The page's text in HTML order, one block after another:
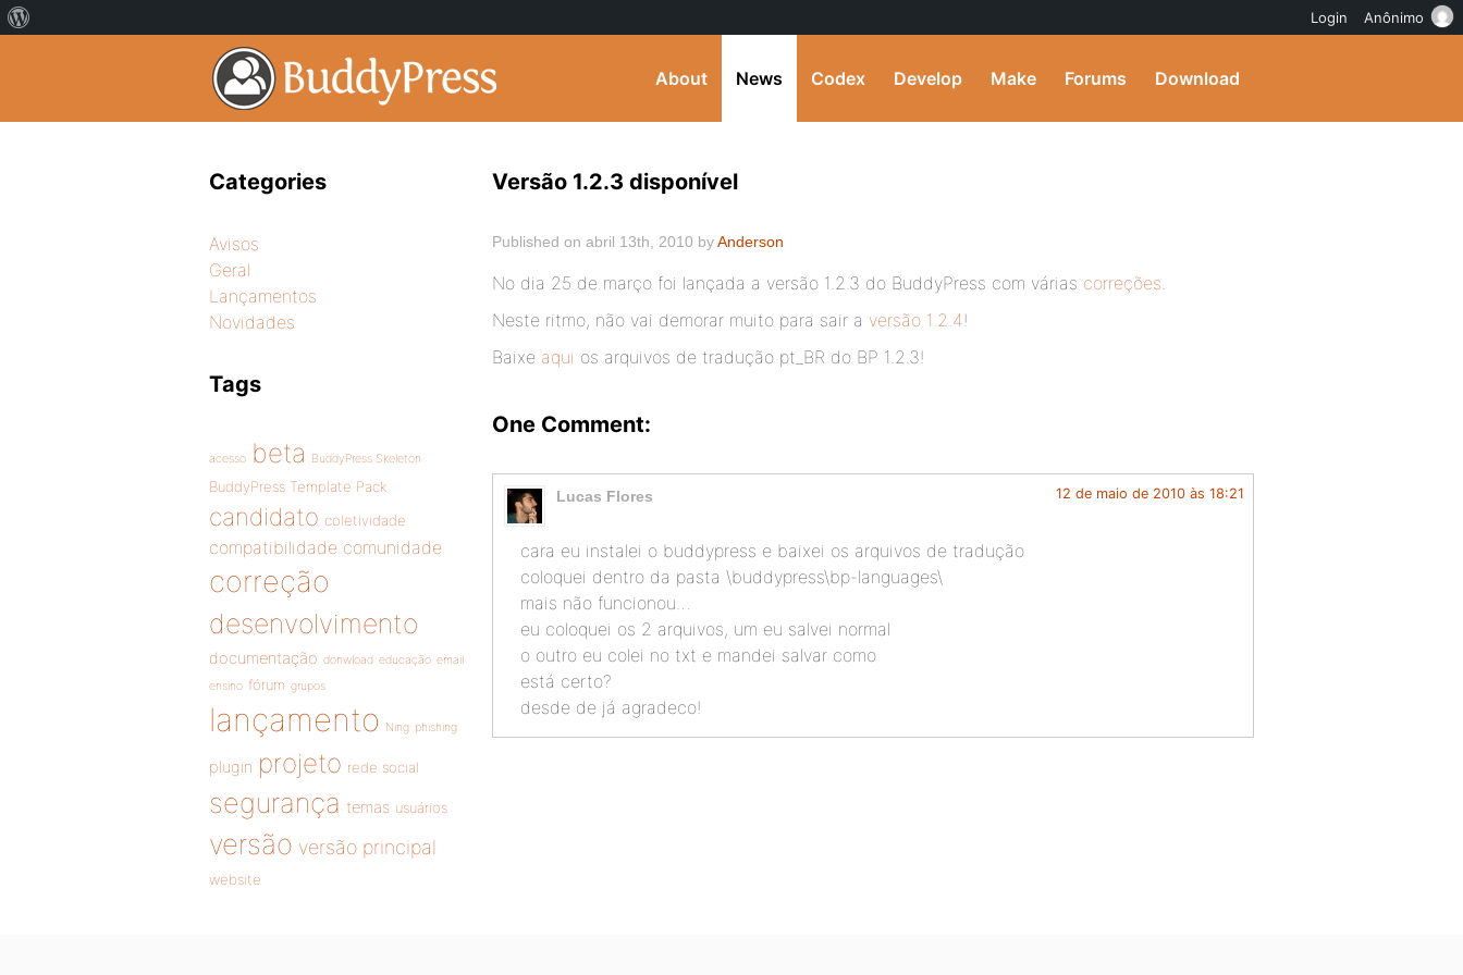
About News Codex Develop Make Forums Download
Versão 1.2.3 disponível
Published on abril 13th, 2010 byAnderson
No dia 25 de março foi lançada a versão 1.2.3 do BuddyPress com várias correções.
Neste ritmo, não vai demorar muito para sair a versão 1.2.4!
Baixe aqui os arquivos de tradução pt_BR do BP 1.2.3!
One Comment:
Lucas Flores 12 de maio de 2010 às 18:21
cara eu instalei o buddypress e baixei os arquivos de tradução
coloquei dentro da pasta \buddypress\bp-languages\
mais não funcionou…
eu coloquei os 2 arquivos, um eu salvei normal
o outro eu colei no txt e mandei salvar como
está certo?
desde de já agradeco!
Categories
Avisos
Geral
Lançamentos
Novidades
Tags
acesso beta BuddyPress Skeleton
BuddyPress Template Pack
candidato coletividade
compatibilidade comunidade
correção
desenvolvimento
documentação donwload educação email
ensino fórum grupos
lançamento Ning phishing
plugin projeto rede social
segurança temas usuários
versão versão principal
website
Login Anônimo